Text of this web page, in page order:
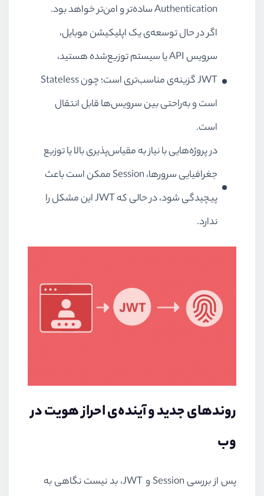
Authentication ساده‌تر و امن‌تر خواهد بود.
اگر در حال توسعه‌ی یک اپلیکیشن موبایل،
سرویس API یا سیستم توزیع‌شده هستید،
JWT گزینه‌ی مناسب‌تری است؛ چون Stateless
است و به‌راحتی بین سرویس‌ها قابل انتقال
است.
در پروژه‌هایی با نیاز به مقیاس‌پذیری بالا یا توزیع
جغرافیایی سرورها، Session ممکن است باعث
پیچیدگی شود، در حالی که JWT این مشکل را
ندارد.
روندهای جدید و آینده‌ی احراز هویت در
وب
پس از بررسی Session و JWT، بد نیست نگاهی به